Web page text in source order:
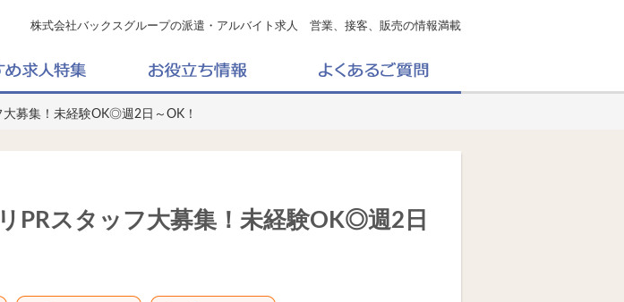
株式会社バックスグループの派遣・アルバイト求人 営業、接客、販売の情報満載
募集！未経験OK◎週2日～OK！
PRスタッフ大募集！未経験OK◎週2日